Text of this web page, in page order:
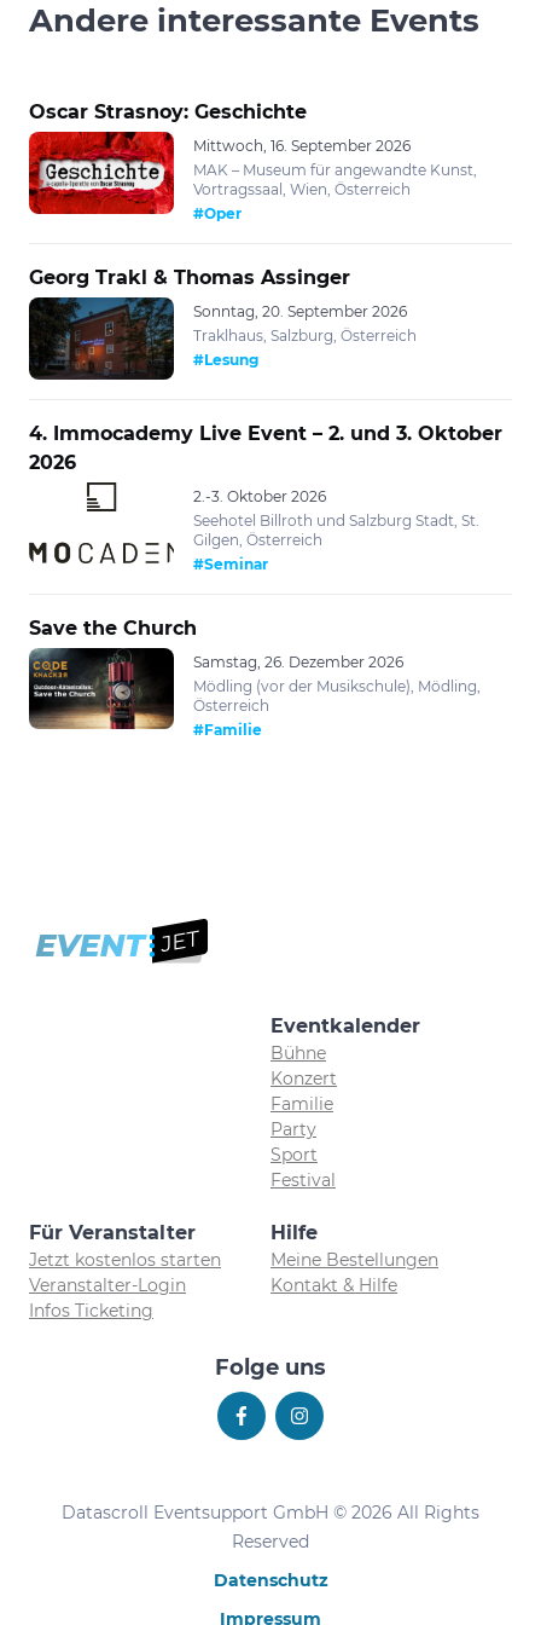
Andere interessante Events
Oscar Strasnoy: Geschichte
Mittwoch, 16. September 2026
MAK – Museum für angewandte Kunst,
Vortragssaal, Wien, Österreich
#Oper
Georg Trakl & Thomas Assinger
Sonntag, 20. September 2026
Traklhaus, Salzburg, Österreich
#Lesung
4. Immocademy Live Event – 2. und 3. Oktober
2026
2.-3. Oktober 2026
Seehotel Billroth und Salzburg Stadt, St.
Gilgen, Österreich
#Seminar
Save the Church
Samstag, 26. Dezember 2026
Mödling (vor der Musikschule), Mödling,
Österreich
#Familie
Eventkalender
Bühne
Konzert
Familie
Party
Sport
Festival
Für Veranstalter
Jetzt kostenlos starten
Veranstalter-Login
Infos Ticketing
Hilfe
Meine Bestellungen
Kontakt & Hilfe
Folge uns
Datascroll Eventsupport GmbH © 2026 All Rights
Reserved
Datenschutz
Impressum